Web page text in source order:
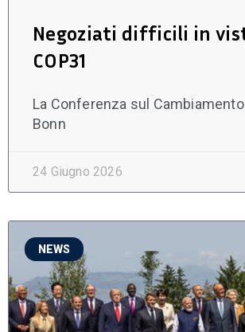
Negoziati difficili in
COP31
La Conferenza sul
Bonn
24 Giugno 2026
NEWS